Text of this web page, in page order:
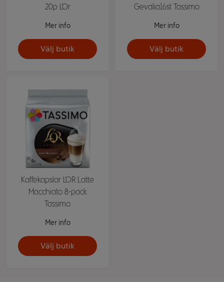
20p L'Or
Mer info
Välj butik
Gevalia16st Tassimo
Mer info
Välj butik
Kaffekapslar L'OR Latte
Macchiato 8-pack
Tassimo
Mer info
Välj butik